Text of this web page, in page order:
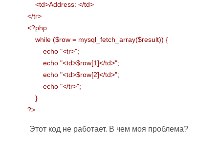
<td>Address: </td>
</tr>
<?php
while ($row = mysql_fetch_array($result)) {
echo "<tr>";
echo "<td>$row[1]</td>";
echo "<td>$row[2]</td>";
echo "</tr>";
}
?>
Этот код не работает. В чем моя проблема?